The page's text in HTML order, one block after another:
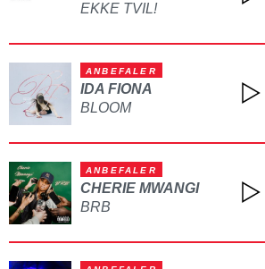
EKKE TVIL!
ANBEFALER
IDA FIONA
BLOOM
ANBEFALER
CHERIE MWANGI
BRB